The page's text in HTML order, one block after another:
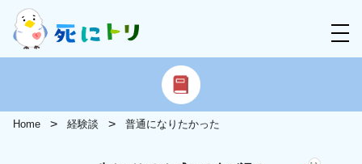
Home 経験談 普通になりたかった